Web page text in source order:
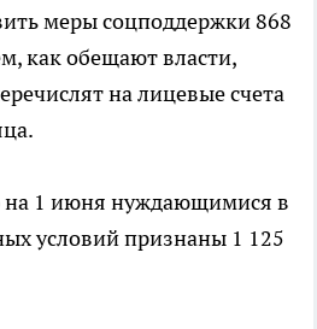
меры соцподдержки 868
как обещают власти,
на лицевые счета
на 1 июня нуждающимися в
условий признаны 1 125